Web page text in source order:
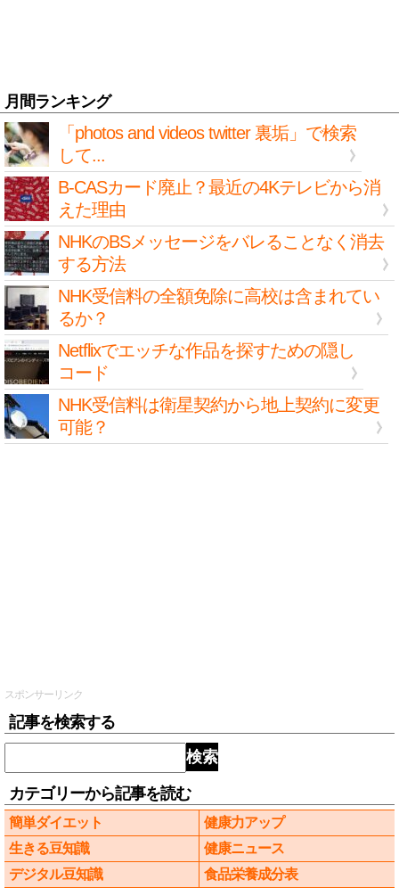
月間ランキング
「photos and videos twitter 裏垢」で検索
して...
B-CASカード廃止？最近の4Kテレビから消
えた理由
NHKのBSメッセージをバレることなく消去
する方法
NHK受信料の全額免除に高校は含まれてい
るか？
Netflixでエッチな作品を探すための隠し
コード
NHK受信料は衛星契約から地上契約に変更
可能？
スポンサーリンク
記事を検索する
検索
カテゴリーから記事を読む
簡単ダイエット
健康力アップ
生きる豆知識
健康ニュース
デジタル豆知識
食品栄養成分表